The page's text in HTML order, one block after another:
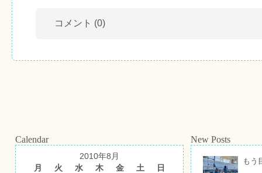
コメント (0)
Calendar
2010年8月
月
火 水 木 金 土
日
New Posts
もう